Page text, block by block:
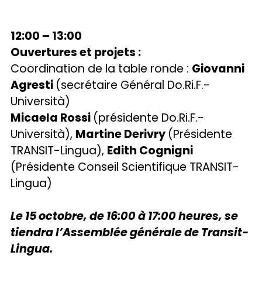
12:00 – 13:00
Ouvertures et projets :
Coordination de la table ronde : Giovanni
Agresti (secrétaire Général Do.Ri.F.-
Università)
Micaela Rossi (présidente Do.Ri.F.-
Università), Martine Derivry (Présidente
TRANSIT-Lingua), Edith Cognigni
(Présidente Conseil Scientifique TRANSIT-
Lingua)
Le 15 octobre, de 16:00 à 17:00 heures, se
tiendra l’Assemblée générale de Transit-
Lingua.